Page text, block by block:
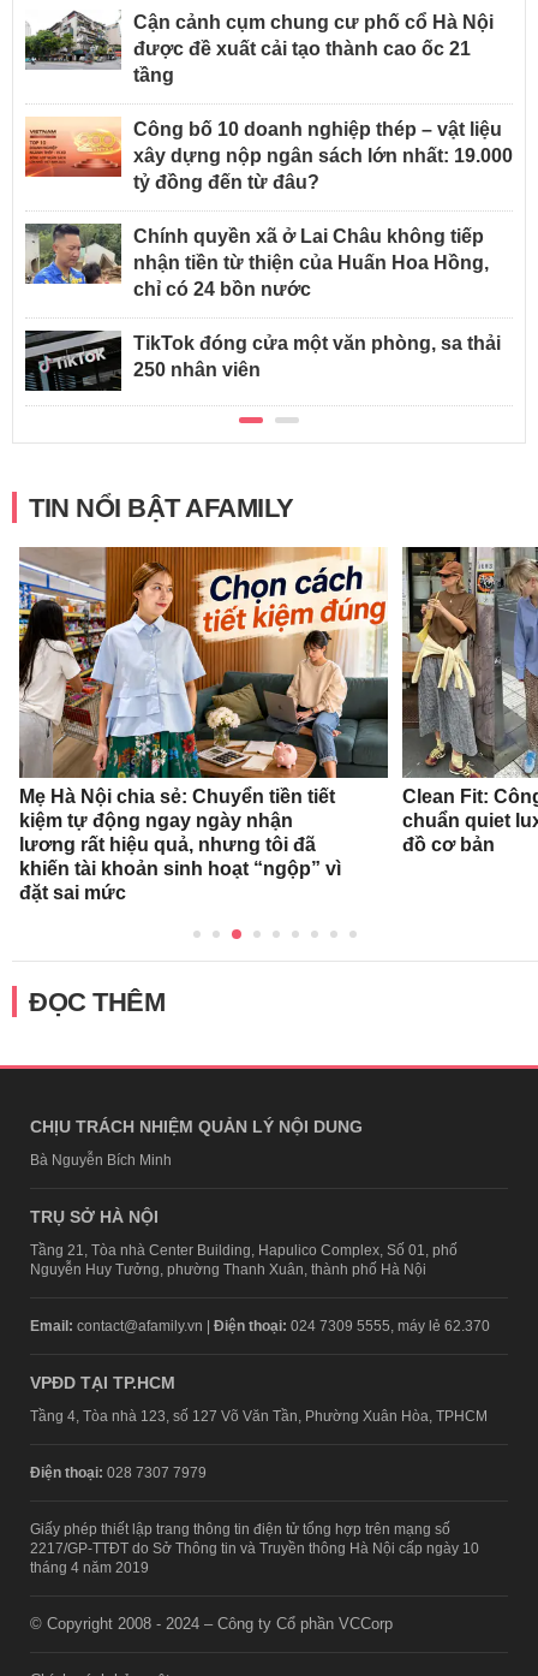
Cận cảnh cụm chung cư phố cổ Hà Nội
được đề xuất cải tạo thành cao ốc 21
tầng
Công bố 10 doanh nghiệp thép – vật liệu
xây dựng nộp ngân sách lớn nhất: 19.000
tỷ đồng đến từ đâu?
Chính quyền xã ở Lai Châu không tiếp
nhận tiền từ thiện của Huấn Hoa Hồng,
chỉ có 24 bồn nước
TikTok đóng cửa một văn phòng, sa thải
250 nhân viên
TIN NỔI BẬT AFAMILY
Mẹ Hà Nội chia sẻ: Chuyển tiền tiết
kiệm tự động ngay ngày nhận
lương rất hiệu quả, nhưng tôi đã
khiến tài khoản sinh hoạt “ngộp” vì
đặt sai mức
Clean Fit:
chuẩn quiet
đồ cơ bản
ĐỌC THÊM
CHỊU TRÁCH NHIỆM QUẢN LÝ NỘI DUNG
Bà Nguyễn Bích Minh
TRỤ SỞ HÀ NỘI
Tầng 21, Tòa nhà Center Building, Hapulico Complex, Số 01, phố
Nguyễn Huy Tưởng, phường Thanh Xuân, thành phố Hà Nội
Email: contact@afamily.vn | Điện thoại: 024 7309 5555, máy lẻ 62.370
VPĐD TẠI TP.HCM
Tầng 4, Tòa nhà 123, số 127 Võ Văn Tần, Phường Xuân Hòa, TPHCM
Điện thoại: 028 7307 7979
Giấy phép thiết lập trang thông tin điện tử tổng hợp trên mạng số
2217/GP-TTĐT do Sở Thông tin và Truyền thông Hà Nội cấp ngày 10
tháng 4 năm 2019
© Copyright 2008 - 2024 – Công ty Cổ phần VCCorp